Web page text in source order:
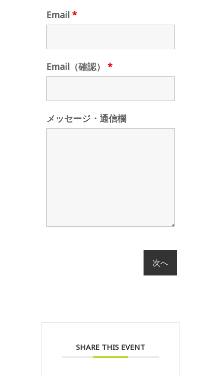
Email *
Email（確認） *
メッセージ・通信欄
SHARE THIS EVENT